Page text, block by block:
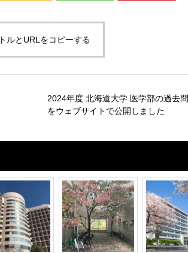
ルとURLをコピーする
2024年度 北海道大学 医学部の過去問
をウェブサイトで公開しました